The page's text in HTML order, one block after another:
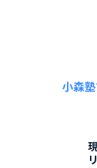
小森